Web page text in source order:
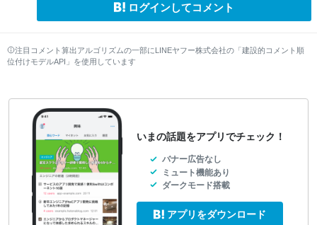
ログインしてコメント
注目コメント算出アルゴリズムの一部にLINEヤフー株式会社の「建設的コメント順
位付けモデルAPI」を使用しています
いまの話題をアプリでチェック！
バナー広告なし
ミュート機能あり
ダークモード搭載
アプリをダウンロード